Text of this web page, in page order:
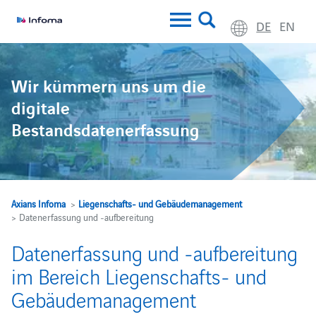
DE EN
Wir kümmern uns um die
digitale
Bestandsdatenerfassung
Axians Infoma> Liegenschafts- und Gebäudemanagement
> Datenerfassung und ‑aufbereitung
Datenerfassung und -aufbereitung
im Bereich Liegenschafts- und
Gebäudemanagement